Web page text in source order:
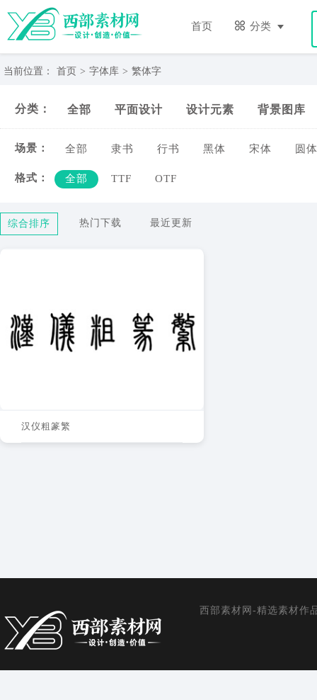
首页 分类
字-
西
部当前位置： 首页 > 字体库 > 繁体字
分类： 全部 平面设计 设计元素 背景图库
场景： 全部 隶书 行书 黑体 宋体 圆体
格式： 全部 TTF OTF
综合排序 热门下载 最近更新
汉仪粗篆繁
西部素材网-精选素材作